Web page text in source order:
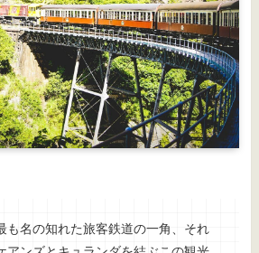
も名の知れた旅客鉄道の一角、それ